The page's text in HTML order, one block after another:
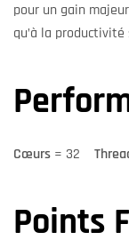
pour un gain
qu’à la
Cœurs = 32
Points